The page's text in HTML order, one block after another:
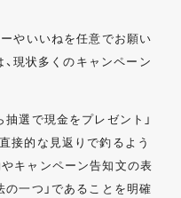
ーやいいねを任意でお願い
、現状多くのキャンペーン
選で現金をプレゼント」
接的な見返りで釣るよう
キャンペーン告知文の表
の一つ」であることを明確